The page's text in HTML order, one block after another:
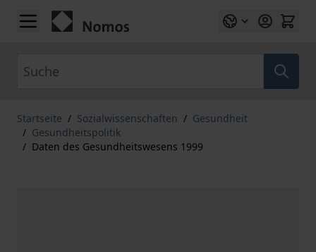
Zum Inhalt springen
Startseite / Sozialwissenschaften / Gesundheit
/ Gesundheitspolitik
/ Daten des Gesundheitswesens 1999